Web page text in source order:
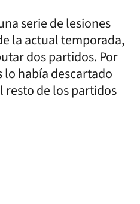
serie de lesiones
la actual temporada,
dos partidos. Por
lo había descartado
resto de los partidos